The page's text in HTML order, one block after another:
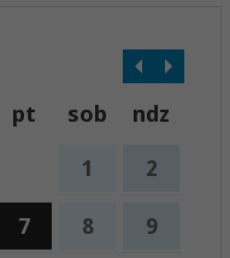
pt sob ndz
1 2
7 8 9